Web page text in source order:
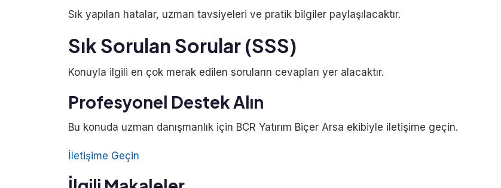
Sık yapılan hatalar, uzman tavsiyeleri ve pratik bilgiler paylaşılacaktır.
Sık Sorulan Sorular (SSS)
Konuyla ilgili en çok merak edilen soruların cevapları yer alacaktır.
Profesyonel Destek Alın
Bu konuda uzman danışmanlık için BCR Yatırım Biçer Arsa ekibiyle iletişime geçin.
İletişime Geçin